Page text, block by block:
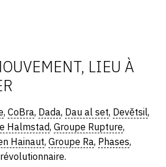
LIEU À
,CoBra, Dada, Dau al set, Devětsil,
Halmstad,Groupe Rupture,
Hainaut,Groupe Ra, Phases,
révolutionnaire.